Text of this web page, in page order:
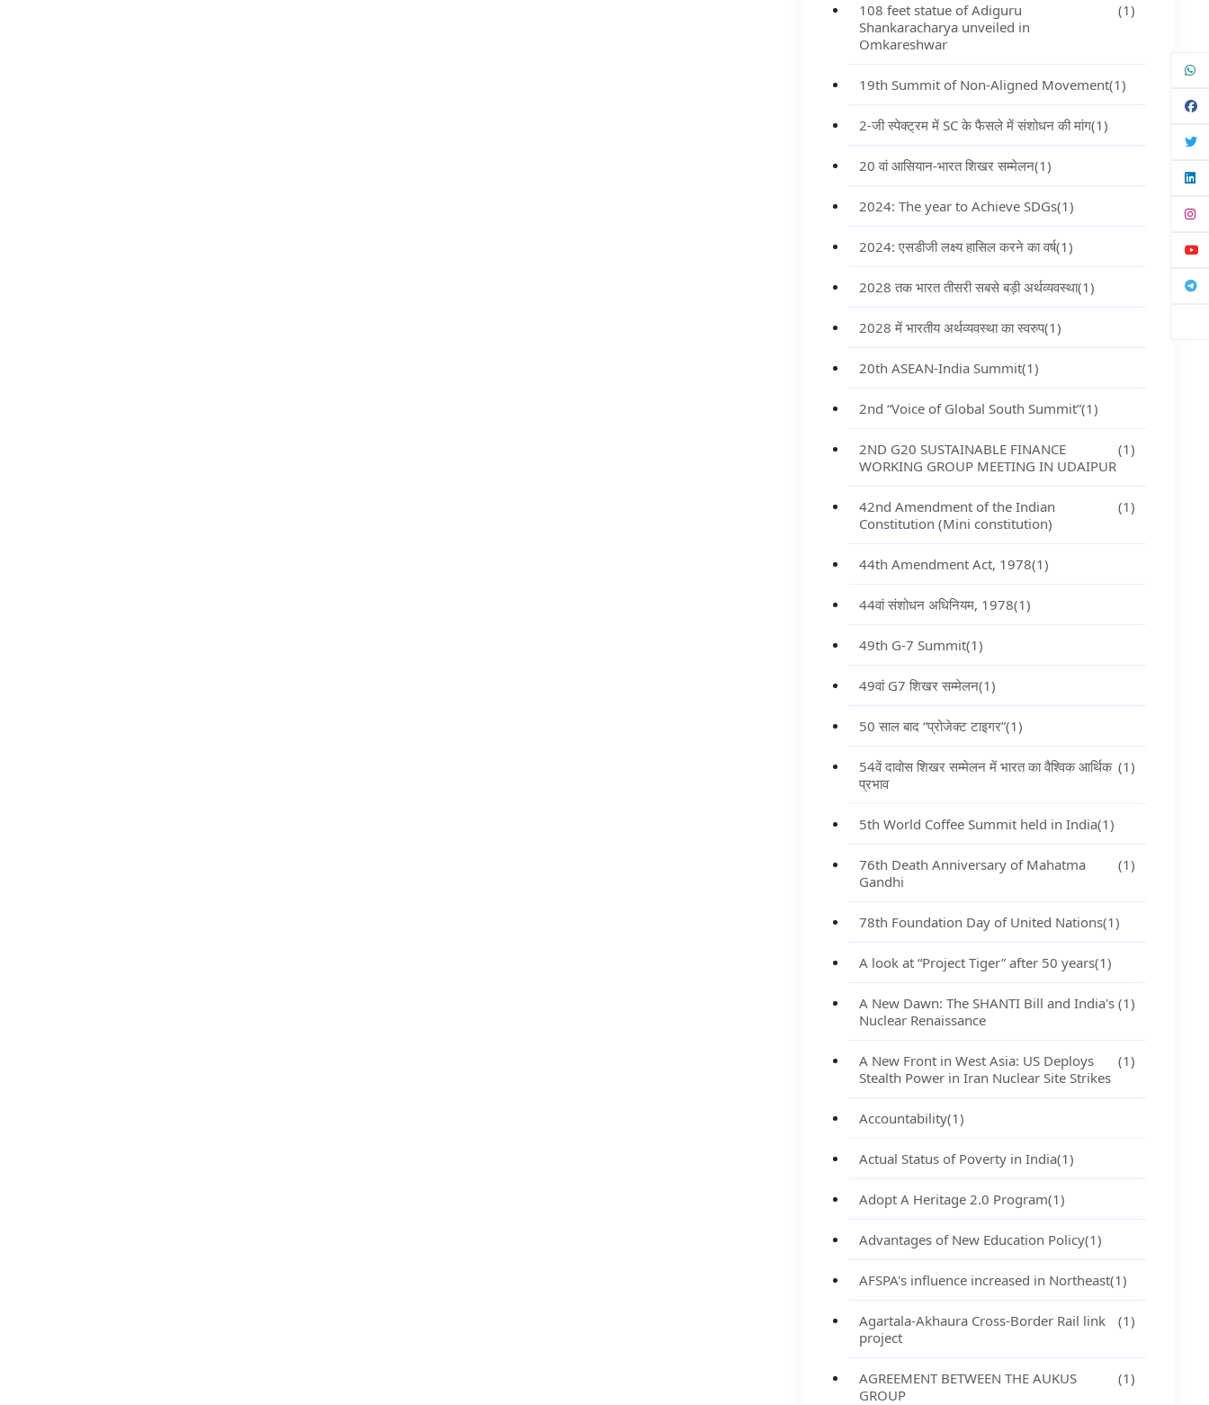
108 feet statue of Adiguru
Shankaracharya unveiled in
Omkareshwar
(1)
19th Summit of Non-Aligned Movement(1)
2-जी स्पेक्ट्रम में SC के फैसले में संशोधन की मांग(1)
20 वां आसियान-भारत शिखर सम्मेलन(1)
2024: The year to Achieve SDGs(1)
2024: एसडीजी लक्ष्य हासिल करने का वर्ष(1)
2028 तक भारत तीसरी सबसे बड़ी अर्थव्यवस्था(1)
2028 में भारतीय अर्थव्यवस्था का स्वरुप(1)
20th ASEAN-India Summit(1)
2nd “Voice of Global South Summit”(1)
2ND G20 SUSTAINABLE FINANCE
WORKING GROUP MEETING IN UDAIPUR
(1)
42nd Amendment of the Indian
Constitution (Mini constitution)
(1)
44th Amendment Act, 1978(1)
44वां संशोधन अधिनियम, 1978(1)
49th G-7 Summit(1)
49वां G7 शिखर सम्मेलन(1)
50 साल बाद “प्रोजेक्ट टाइगर”(1)
54वें दावोस शिखर सम्मेलन में भारत का वैश्विक आर्थिक
प्रभाव
(1)
5th World Coffee Summit held in India(1)
76th Death Anniversary of Mahatma
Gandhi
(1)
78th Foundation Day of United Nations(1)
A look at “Project Tiger” after 50 years(1)
A New Dawn: The SHANTI Bill and India's
Nuclear Renaissance
(1)
A New Front in West Asia: US Deploys
Stealth Power in Iran Nuclear Site Strikes
(1)
Accountability(1)
Actual Status of Poverty in India(1)
Adopt A Heritage 2.0 Program(1)
Advantages of New Education Policy(1)
AFSPA's influence increased in Northeast(1)
Agartala-Akhaura Cross-Border Rail link
project
(1)
AGREEMENT BETWEEN THE AUKUS
GROUP
(1)